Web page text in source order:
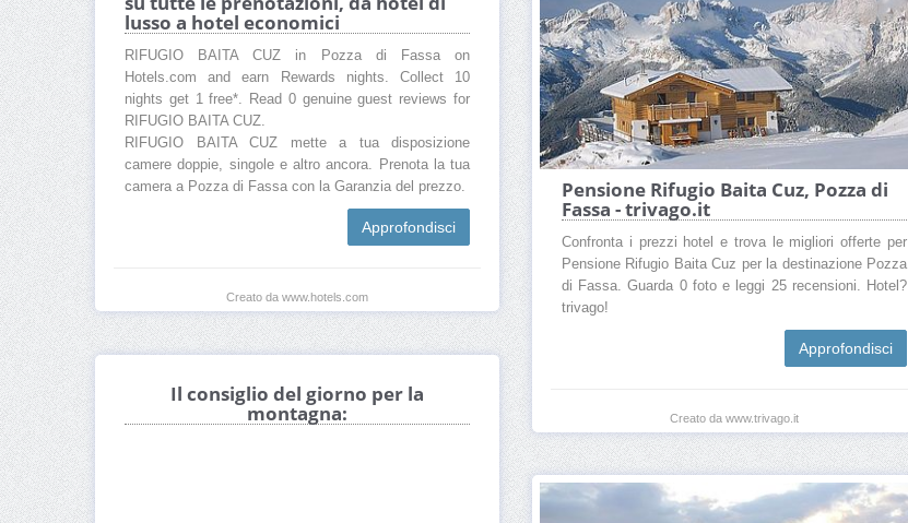
lusso a hotel economici
RIFUGIO BAITA CUZ in Pozza di Fassa on
Hotels.com and earn Rewards nights. Collect 10
nights get 1 free*. Read 0 genuine guest reviews for
RIFUGIO BAITA CUZ.
RIFUGIO BAITA CUZ mette a tua disposizione
camere doppie, singole e altro ancora. Prenota la tua
camera a Pozza di Fassa con la Garanzia del prezzo.
Approfondisci
Creato da www.hotels.com
Pensione Rifugio Baita Cuz, Pozza di
Fassa - trivago.it
Confronta i prezzi hotel e trova le migliori offerte per
Pensione Rifugio Baita Cuz per la destinazione Pozza
di Fassa. Guarda 0 foto e leggi 25 recensioni. Hotel?
trivago!
Approfondisci
Creato da www.trivago.it
Il consiglio del giorno per la
montagna: